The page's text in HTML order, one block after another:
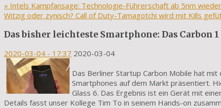
« Intels Kampfansage: Technologie-Führerschaft ab 5nm
Witzig oder zynisch? Call of Duty-Tamagotchi wird mit Kills
Das bisher leichteste Smartphone: Das Carbon
2020-03-04 - 17:37 2020-03-04
Das Berliner Startup Carbon Mobile hat
Smartphones auf dem Markt präsentiert.
Glass 6. Das Ergebnis ist ein Gerät mit
Details fasst unser Kollege Tim To in seinem Hands-on